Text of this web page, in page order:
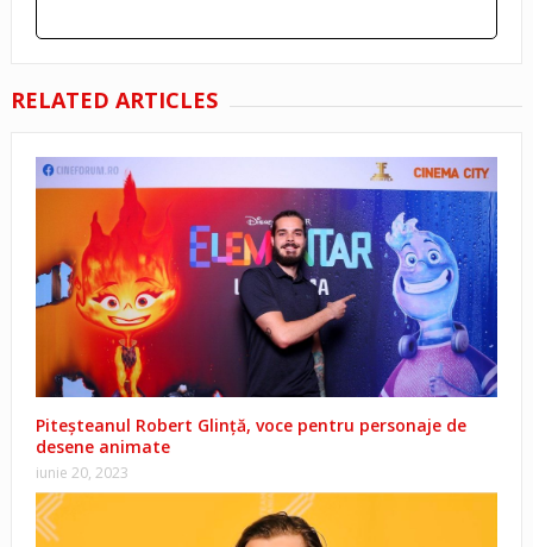
RELATED ARTICLES
Piteșteanul Robert Glință, voce pentru personaje de
desene animate
iunie 20, 2023